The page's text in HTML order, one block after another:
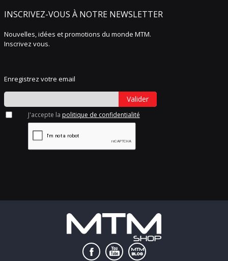
INSCRIVEZ-VOUS À NOTRE NEWSLETTER
Nouvelles, idées et promotions du monde MTM.
Inscrivez vous.
Enregistrez votre email
Valider
J'accepte la politique de confidentialité